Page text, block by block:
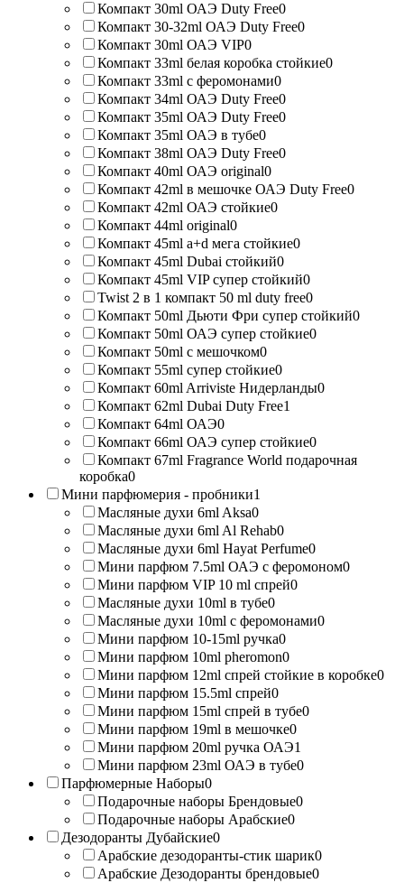
Компакт 30ml ОАЭ Duty Free0
Компакт 30-32ml ОАЭ Duty Free0
Компакт 30ml ОАЭ VIP0
Компакт 33ml белая коробка стойкие0
Компакт 33ml с феромонами0
Компакт 34ml ОАЭ Duty Free0
Компакт 35ml ОАЭ Duty Free0
Компакт 35ml ОАЭ в тубе0
Компакт 38ml ОАЭ Duty Free0
Компакт 40ml ОАЭ original0
Компакт 42ml в мешочке ОАЭ Duty Free0
Компакт 42ml ОАЭ стойкие0
Компакт 44ml original0
Компакт 45ml a+d мега стойкие0
Компакт 45ml Dubai стойкий0
Компакт 45ml VIP супер стойкий0
Twist 2 в 1 компакт 50 ml duty free0
Компакт 50ml Дьюти Фри супер стойкий0
Компакт 50ml ОАЭ супер стойкие0
Компакт 50ml с мешочком0
Компакт 55ml супер стойкие0
Компакт 60ml Arriviste Нидерланды0
Компакт 62ml Dubai Duty Free1
Компакт 64ml ОАЭ0
Компакт 66ml ОАЭ супер стойкие0
Компакт 67ml Fragrance World подарочная
коробка0
Мини парфюмерия - пробники1
Масляные духи 6ml Aksa0
Масляные духи 6ml Al Rehab0
Масляные духи 6ml Hayat Perfume0
Мини парфюм 7.5ml ОАЭ с феромоном0
Мини парфюм VIP 10 ml спрей0
Масляные духи 10ml в тубе0
Масляные духи 10ml с феромонами0
Мини парфюм 10-15ml ручка0
Мини парфюм 10ml pheromon0
Мини парфюм 12ml спрей стойкие в коробке0
Мини парфюм 15.5ml спрей0
Мини парфюм 15ml спрей в тубе0
Мини парфюм 19ml в мешочке0
Мини парфюм 20ml ручка ОАЭ1
Мини парфюм 23ml ОАЭ в тубе0
Парфюмерные Наборы0
Подарочные наборы Брендовые0
Подарочные наборы Арабские0
Дезодоранты Дубайские0
Арабские дезодоранты-стик шарик0
Арабские Дезодоранты брендовые0